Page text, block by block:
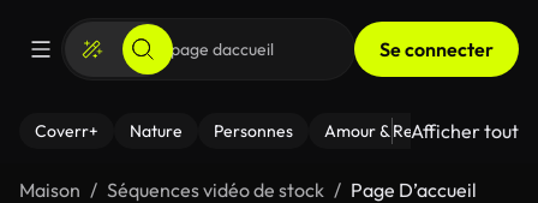
Se connecter
Coverr+ Nature Personnes Amour & Relations Le
Afficher tout
Maison Séquences vidéo de stock Page D’accueil